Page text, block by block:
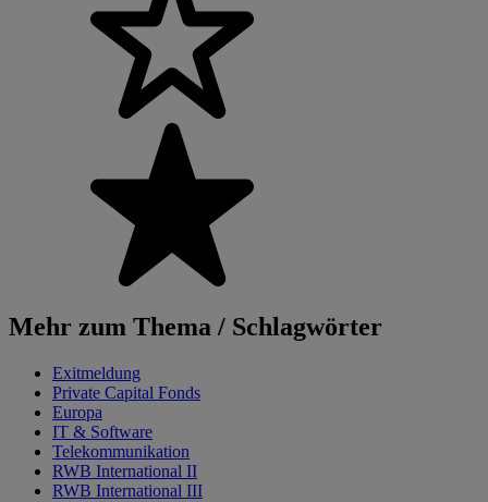
Mehr zum Thema / Schlagwörter
Exitmeldung
Private Capital Fonds
Europa
IT & Software
Telekommunikation
RWB International II
RWB International III